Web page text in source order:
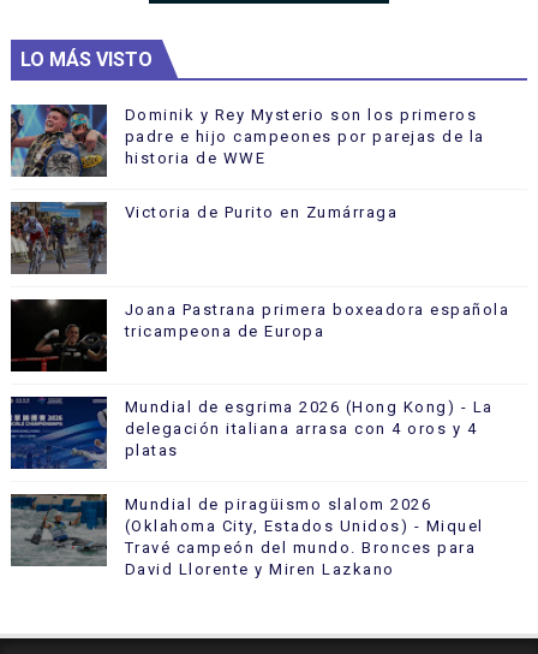
LO MÁS VISTO
Dominik y Rey Mysterio son los primeros
padre e hijo campeones por parejas de la
historia de WWE
Victoria de Purito en Zumárraga
Joana Pastrana primera boxeadora española
tricampeona de Europa
Mundial de esgrima 2026 (Hong Kong) - La
delegación italiana arrasa con 4 oros y 4
platas
Mundial de piragüismo slalom 2026
(Oklahoma City, Estados Unidos) - Miquel
Travé campeón del mundo. Bronces para
David Llorente y Miren Lazkano